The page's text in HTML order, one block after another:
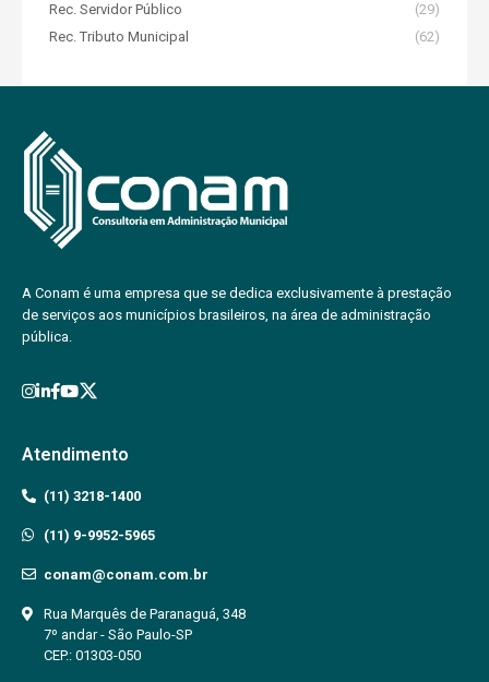
Rec. Servidor Público
(29)
Rec. Tributo Municipal
(62)
A Conam é uma empresa que se dedica exclusivamente à prestação
de serviços aos municípios brasileiros, na área de administração
pública.
Atendimento
(11) 3218-1400
(11) 9-9952-5965
conam@conam.com.br
Rua Marquês de Paranaguá, 348
7º andar - São Paulo-SP
CEP.: 01303-050